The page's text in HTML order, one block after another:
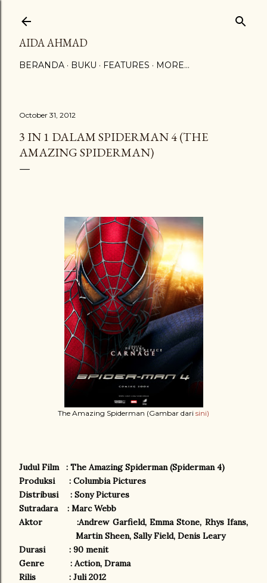
AIDA AHMAD
BERANDA BUKU FEATURES MORE…
October 31, 2012
3 IN 1 DALAM SPIDERMAN 4 (THE
AMAZING SPIDERMAN)
The Amazing Spiderman (Gambar dari sini)
Judul Film
: The Amazing Spiderman (Spiderman 4)
Produksi
: Columbia Pictures
Distribusi
: Sony Pictures
Sutradara
: Marc Webb
Aktor
:Andrew Garfield, Emma Stone, Rhys Ifans,
Martin Sheen, Sally Field, Denis Leary
Durasi
: 90 menit
Genre
: Action, Drama
Rilis
: Juli 2012